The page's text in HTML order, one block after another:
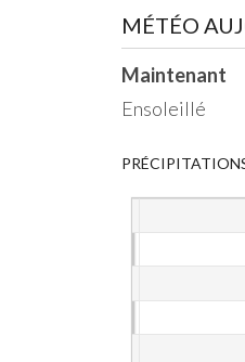
MÉTÉO
Maintenant
Ensoleillé